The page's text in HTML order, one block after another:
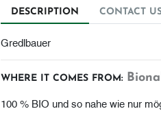
DESCRIPTION CONTACT
Gredlbauer
WHERE IT COMES FROM:
100 % BIO und so nahe wie nur